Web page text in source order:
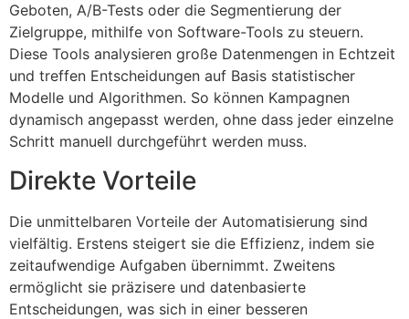
Geboten, A/B-Tests oder die Segmentierung der
Zielgruppe, mithilfe von Software-Tools zu steuern.
Diese Tools analysieren große Datenmengen in Echtzeit
und treffen Entscheidungen auf Basis statistischer
Modelle und Algorithmen. So können Kampagnen
dynamisch angepasst werden, ohne dass jeder einzelne
Schritt manuell durchgeführt werden muss.
Direkte Vorteile
Die unmittelbaren Vorteile der Automatisierung sind
vielfältig. Erstens steigert sie die Effizienz, indem sie
zeitaufwendige Aufgaben übernimmt. Zweitens
ermöglicht sie präzisere und datenbasierte
Entscheidungen, was sich in einer besseren